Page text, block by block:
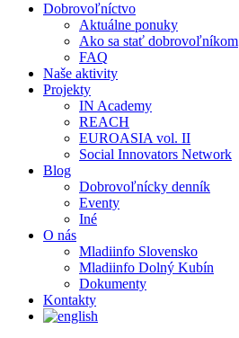
Dobrovoľníctvo
Aktuálne ponuky
Ako sa stať dobrovoľníkom
FAQ
Naše aktivity
Projekty
IN Academy
REACH
EUROASIA vol. II
Social Innovators Network
Blog
Dobrovoľnícky denník
Eventy
Iné
O nás
Mladiinfo Slovensko
Mladiinfo Dolný Kubín
Dokumenty
Kontakty